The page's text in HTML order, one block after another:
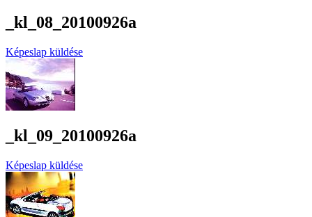
_kl_08_20100926a
Képeslap küldése
_kl_09_20100926a
Képeslap küldése